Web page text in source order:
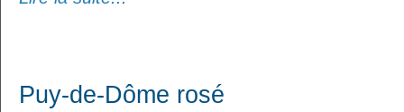
Puy-de-Dôme rosé